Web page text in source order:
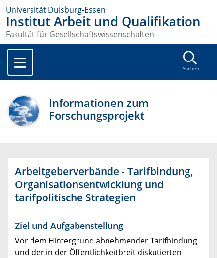
Universität Duisburg-Essen
Institut Arbeit und Qualifikation
Fakultät für Gesellschaftswissenschaften
Suchen
Informationen zum
Forschungsprojekt
Arbeitgeberverbände - Tarifbindung,
Organisationsentwicklung und
tarifpolitische Strategien
Ziel und Aufgabenstellung
Vor dem Hintergrund abnehmender Tarifbindung
und der in der Öffentlichkeitbreit diskutierten